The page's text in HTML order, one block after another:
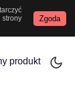
Zgoda
produkt